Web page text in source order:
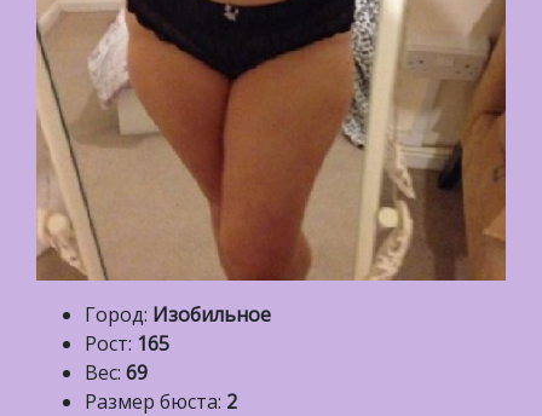
Город: Изобильное
Рост: 165
Вес: 69
Размер бюста: 2